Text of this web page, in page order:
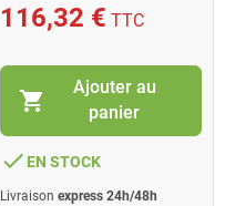
116,32 € TTC
shopping_cart
Ajouter au
panier
done EN STOCK
Livraison express 24h/48h